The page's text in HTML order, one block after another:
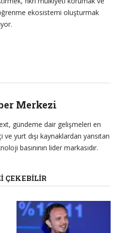
ekosistemi oluşturmak
Merkezi
gündeme dair gelişmeleri en
ve yurt dışı kaynaklardan yansıtan
basınının lider markasıdır.
ÇEKEBILIR